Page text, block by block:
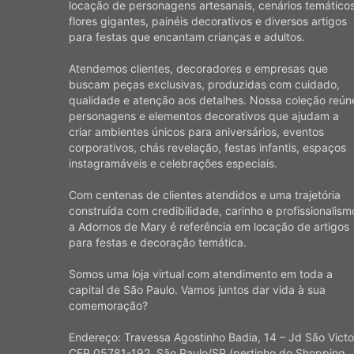
locação de personagens artesanais, cenários
flores gigantes, painéis decorativos e diversos artigos
para festas que encantam crianças e adultos.
Atendemos clientes, decoradores e empresas que
buscam peças exclusivas, produzidas com cuidado,
qualidade e atenção aos detalhes. Nossa coleção
personagens e elementos decorativos que ajudam a
criar ambientes únicos para aniversários, eventos
corporativos, chás revelação, festas infantis, espaços
instagramáveis e celebrações especiais.
Com centenas de clientes atendidos e uma trajetória
construída com credibilidade, carinho e
a Adornos de Mary é referência em locação de artigos
para festas e decoração temática.
Somos uma loja virtual com atendimento em toda a
capital de São Paulo. Vamos juntos dar vida à sua
comemoração?
Endereço: Travessa Agostinho Badia, 14 – Jd São